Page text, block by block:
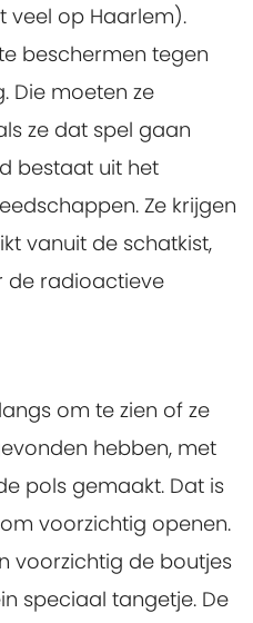
veel op Haarlem).
beschermen tegen
Die moeten ze
ze dat spel gaan
bestaat uit het
Ze krijgen
vanuit de schatkist,
de radioactieve
om te zien of ze
hebben, met
pols gemaakt. Dat is
voorzichtig openen.
voorzichtig de boutjes
speciaal tangetje. De